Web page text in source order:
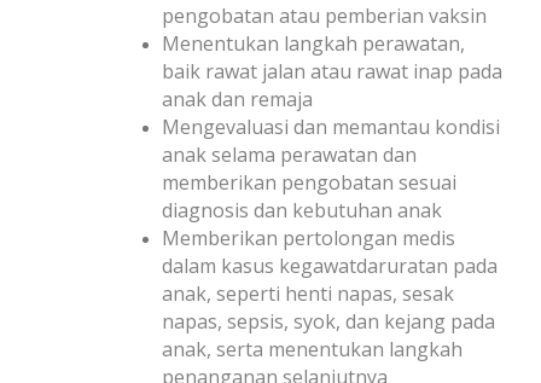
pengobatan atau pemberian vaksin
Menentukan langkah perawatan,
baik rawat jalan atau rawat inap pada
anak dan remaja
Mengevaluasi dan memantau kondisi
anak selama perawatan dan
memberikan pengobatan sesuai
diagnosis dan kebutuhan anak
Memberikan pertolongan medis
dalam kasus kegawatdaruratan pada
anak, seperti henti napas, sesak
napas, sepsis, syok, dan kejang pada
anak, serta menentukan langkah
penanganan selanjutnya